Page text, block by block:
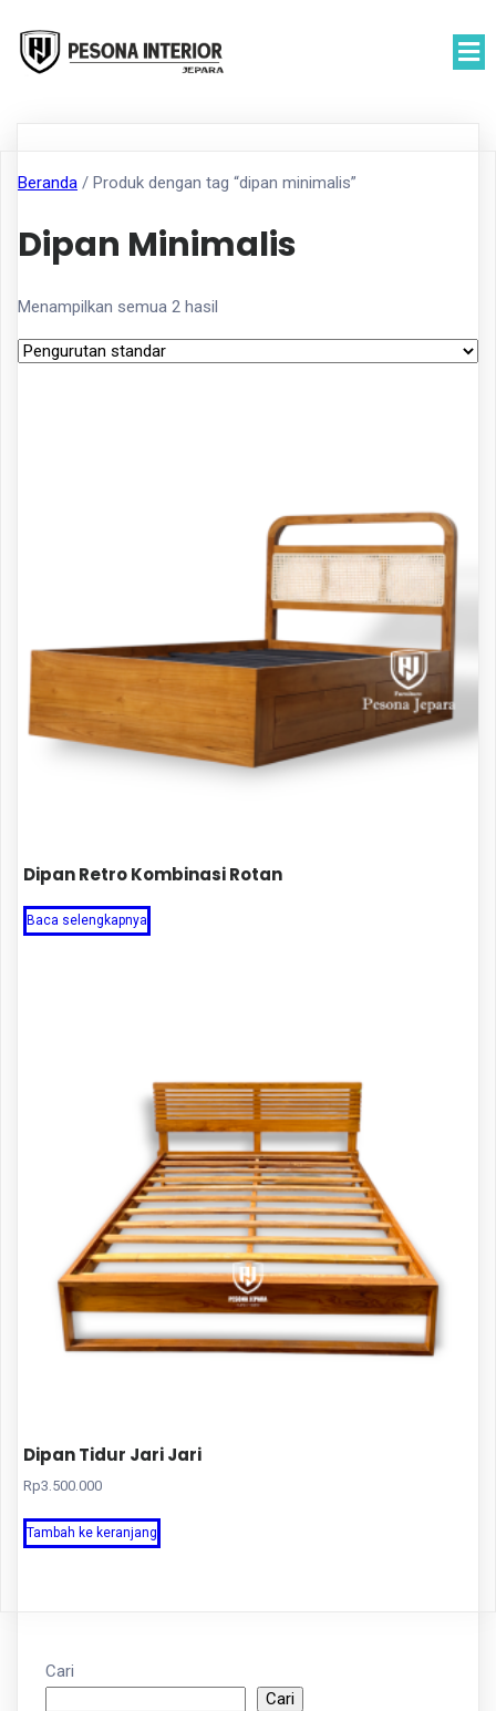
Beranda / Produk dengan tag “dipan minimalis”
Dipan Minimalis
Menampilkan semua 2 hasil
Dipan Retro Kombinasi Rotan
Baca selengkapnya
Dipan Tidur Jari Jari
Rp3.500.000
Tambah ke keranjang
Cari
Cari